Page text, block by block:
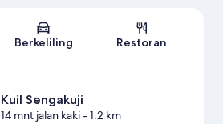
Peta
Berkeliling Restoran
Kuil Sengakuji
14 mnt jalan kaki- 1.2 km